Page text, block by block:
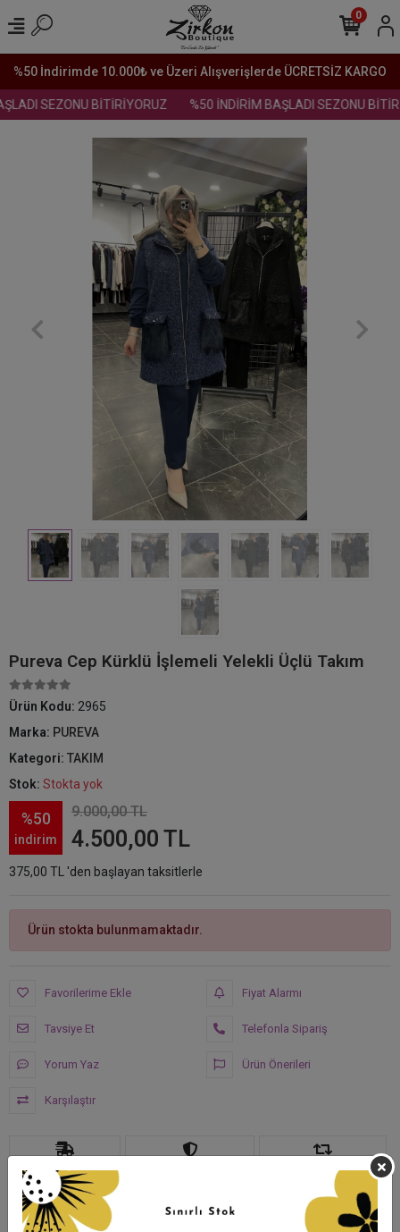
%50 İndirimde 10.000₺ ve Üzeri Alışverişlerde ÜCRETSİZ KARGO
SEZONU BİTİRİYORUZ %50 İNDİRİM BAŞLADI SEZONU
0
Pureva Cep Kürklü İşlemeli Yelekli Üçlü Takım
Ürün Kodu: 2965
Marka: PUREVA
Kategori: TAKIM
Stok: Stokta yok
%50
indirim
9.000,00 TL
4.500,00 TL
375,00 TL 'den başlayan taksitlerle
Ürün stokta bulunmamaktadır.
Favorilerime Ekle
Tavsiye Et
Yorum Yaz
Karşılaştır
Fiyat Alarmı
Telefonla Sipariş
Ürün Önerileri
Hızlı Gönderi İade ve Değişim